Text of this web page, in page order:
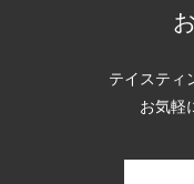
テイスティ
お気軽